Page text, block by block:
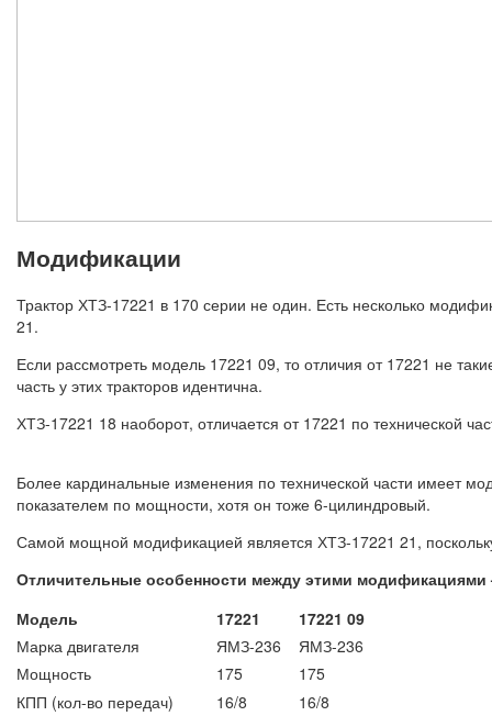
Модификации
Трактор ХТЗ-17221 в 170 серии не один. Есть несколько
21.
Если рассмотреть модель 17221 09, то отличия от 17221 не
часть у этих тракторов идентична.
ХТЗ-17221 18 наоборот, отличается от 17221 по технической
Более кардинальные изменения по технической части имеет
показателем по мощности, хотя он тоже 6-цилиндровый.
Самой мощной модификацией является ХТЗ-17221 21,
Отличительные особенности между этими модификациями
Модель
17221
17221 09
Марка двигателя
ЯМЗ-236
ЯМЗ-236
Мощность
175
175
КПП (кол-во передач)
16/8
16/8